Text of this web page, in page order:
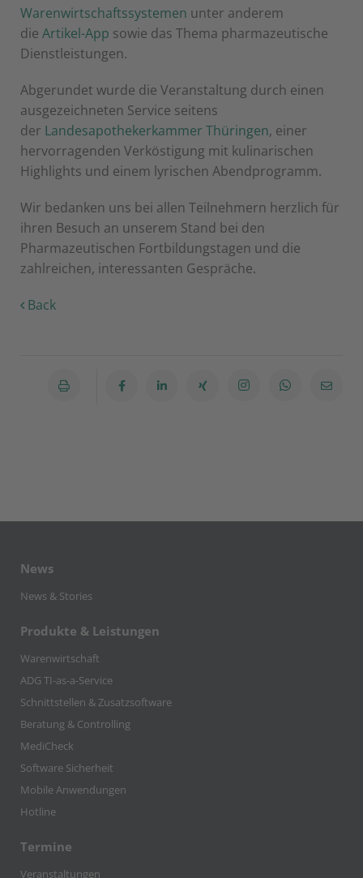
Warenwirtschaftssystemen unter anderem
die Artikel-App sowie das Thema pharmazeutische
Dienstleistungen.
Abgerundet wurde die Veranstaltung durch einen
ausgezeichneten Service seitens
der Landesapothekerkammer Thüringen, einer
hervorragenden Verköstigung mit kulinarischen
Highlights und einem lyrischen Abendprogramm.
Wir bedanken uns bei allen Teilnehmern herzlich für
ihren Besuch an unserem Stand bei den
Pharmazeutischen Fortbildungstagen und die
zahlreichen, interessanten Gespräche.
Back
News
News & Stories
Produkte & Leistungen
Warenwirtschaft
ADG TI-as-a-Service
Schnittstellen & Zusatzsoftware
Beratung & Controlling
MediCheck
Software Sicherheit
Mobile Anwendungen
Hotline
Termine
Veranstaltungen